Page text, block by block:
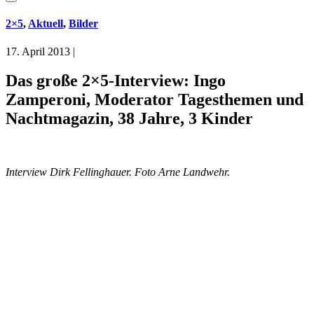
2×5, Aktuell, Bilder
17. April 2013 |
Das große 2×5-Interview: Ingo
Zamperoni, Moderator Tagesthemen und
Nachtmagazin, 38 Jahre, 3 Kinder
Interview Dirk Fellinghauer. Foto Arne Landwehr.